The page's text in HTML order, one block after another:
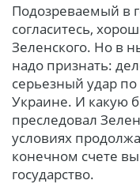
Подозреваемый в
согласитесь,
Зеленского. Но в
надо признать:
серьезный удар
Украине. И какую
преследовал
условиях
конечном счете
государство.